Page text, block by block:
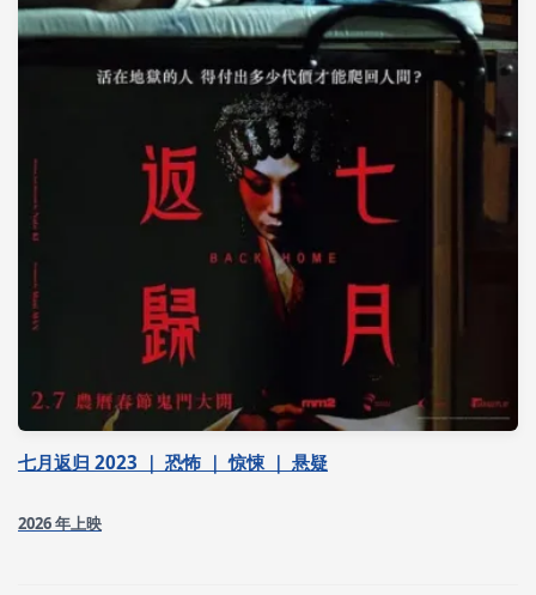
七月返归 2023 ｜ 恐怖 ｜ 惊悚 ｜ 悬疑
2026 年上映